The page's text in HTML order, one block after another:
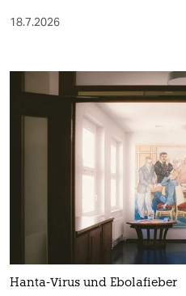
18.7.2026
Hanta-Virus und Ebolafieber